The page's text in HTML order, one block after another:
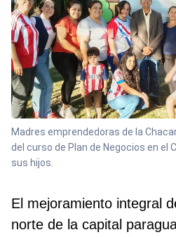
Madres emprendedoras de la
del curso de Plan de Negocios en el
sus hijos.
El mejoramiento integral
norte de la capital